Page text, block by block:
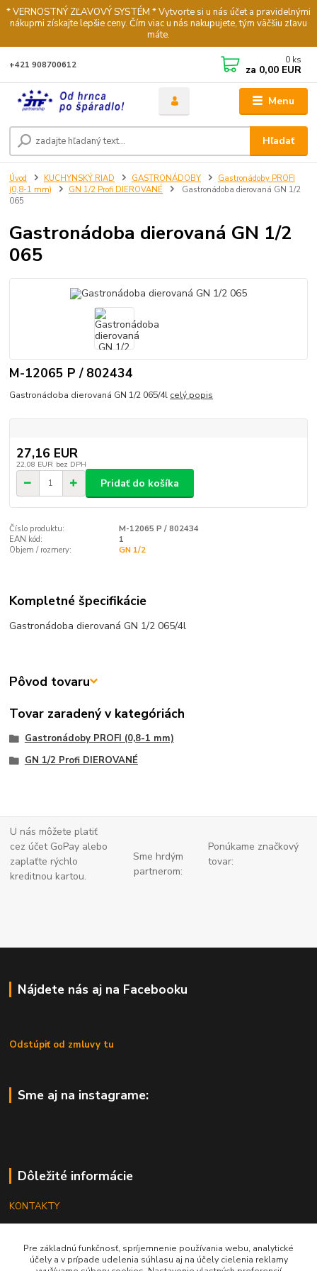
* VERNOSTNÝ ZĽAVOVÝ SYSTÉM * Vytvorte si u nás účet a pravidelnými
nákupmi získajte lepšie ceny. Čím viac u nás nakupujete, tým väčšiu zľavu
máte.
Menu
Hľadať
+421 908700612 0 ks
za 0,00 EUR
Úvod KUCHYNSKÝ RIAD GASTRONÁDOBY
Gastronádoby PROFI
(0,8-1 mm)
GN 1/2 Profi DIEROVANÉ
Gastronádoba dierovaná GN 1/2
065
Gastronádoba dierovaná GN 1/2
065
M-12065 P / 802434
Gastronádoba dierovaná GN 1/2 065/4l celý popis
27,16 EUR
22,08 EUR bez DPH
Pridať do košíka
Číslo produktu:
M-12065 P / 802434
EAN kód:
1
Objem / rozmery:
GN 1/2
Kompletné špecifikácie
Gastronádoba dierovaná GN 1/2 065/4l
Pôvod tovaru
Tovar zaradený v kategóriách
Gastronádoby PROFI (0,8-1 mm)
GN 1/2 Profi DIEROVANÉ
U nás môžete platiť
cez účet GoPay alebo
zaplaťte rýchlo
kreditnou kartou.
Sme hrdým
partnerom:
Ponúkame značkový
tovar:
Nájdete nás aj na Facebooku
Odstúpiť od zmluvy tu
Sme aj na instagrame:
Dôležité informácie
KONTAKTY
REKLAMÁCIE
Pre základnú funkčnosť, spríjemnenie používania webu, analytické
účely a v prípade udelenia súhlasu aj na účely cielenia reklamy